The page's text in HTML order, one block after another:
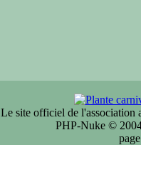
Le site officiel de l'association
PHP-Nuke ©